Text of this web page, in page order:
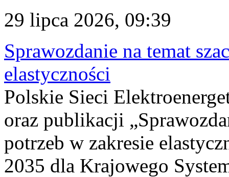
29 lipca 2026, 09:39
Sprawozdanie na temat
elastyczności
Polskie Sieci
oraz publikacji
potrzeb w zakresie
2035 dla Krajowego